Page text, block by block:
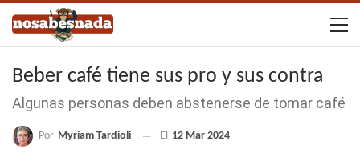
Beber café tiene sus pro y sus contra
Algunas personas deben abstenerse de tomar café
Por Myriam Tardioli El 12 Mar 2024